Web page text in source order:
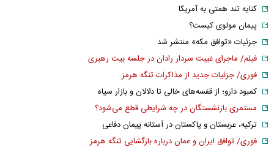
کنایه تند همتی به آمریکا
پیمان مولوی کیست؟
جزئیات «توافق مکه» منتشر شد
فیلم/ ماجرای غیبت سردار رادان در جلسه بیت رهبری
فوری/ جزئیات جدید از مذاکرات تنگه هرمز
کمبود دارو؛ از قفسه‌های خالی تا دلالان و بازار سیاه
مستمری بازنشستگان در چه شرایطی قطع می‌شود؟
ترکیه، عربستان و پاکستان در آستانه پیمان دفاعی
فوری/ توافق ایران و عمان درباره بازگشایی تنگه هرمز